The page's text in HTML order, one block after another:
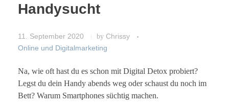
Handysucht
11. September 2020 by Chrissy
Online und Digitalmarketing
Na, wie oft hast du es schon mit Digital Detox probiert?
Legst du dein Handy abends weg oder schaust du noch im
Bett? Warum Smartphones süchtig machen.